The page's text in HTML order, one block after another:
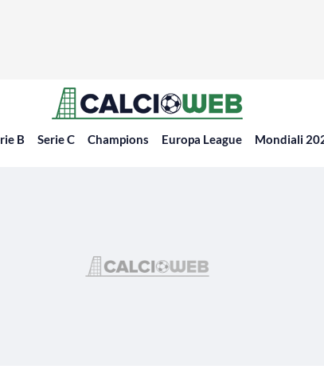
B Serie C Champions Europa League Mondiali